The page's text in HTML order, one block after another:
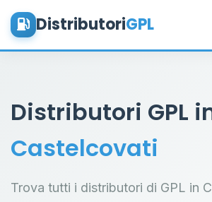
DistributoriGPL
Distributori GPL
Castelcovati
Trova tutti i distributori di GPL in